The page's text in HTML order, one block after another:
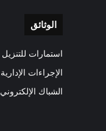
الوثائق
استمارات للتنزيل
الإجراءات الإدارية
الشباك الإلكتروني